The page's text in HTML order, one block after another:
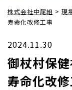
株式会社中尾組 > 現
寿命化改修工事
2024.11.30
御杖村保
寿命化改